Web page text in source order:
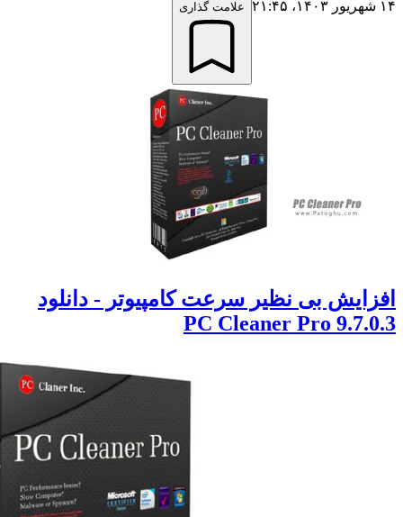
علامت گذاری
بی نظیر سرعت کامپیوتر - دانلود
PC Cleaner Pro